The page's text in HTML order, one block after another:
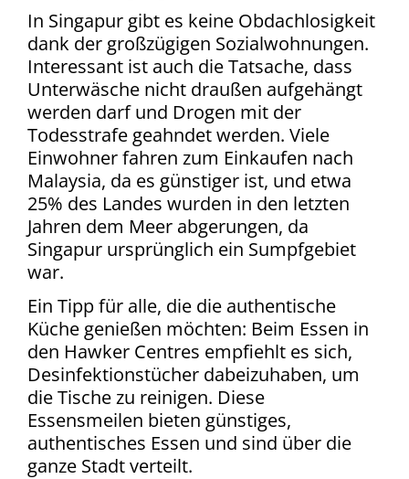
In Singapur gibt es keine Obdachlosigkeit
dank der großzügigen Sozialwohnungen.
Interessant ist auch die Tatsache, dass
Unterwäsche nicht draußen aufgehängt
werden darf und Drogen mit der
Todesstrafe geahndet werden. Viele
Einwohner fahren zum Einkaufen nach
Malaysia, da es günstiger ist, und etwa
25% des Landes wurden in den letzten
Jahren dem Meer abgerungen, da
Singapur ursprünglich ein Sumpfgebiet
war.
Ein Tipp für alle, die die authentische
Küche genießen möchten: Beim Essen in
den Hawker Centres empfiehlt es sich,
Desinfektionstücher dabeizuhaben, um
die Tische zu reinigen. Diese
Essensmeilen bieten günstiges,
authentisches Essen und sind über die
ganze Stadt verteilt.